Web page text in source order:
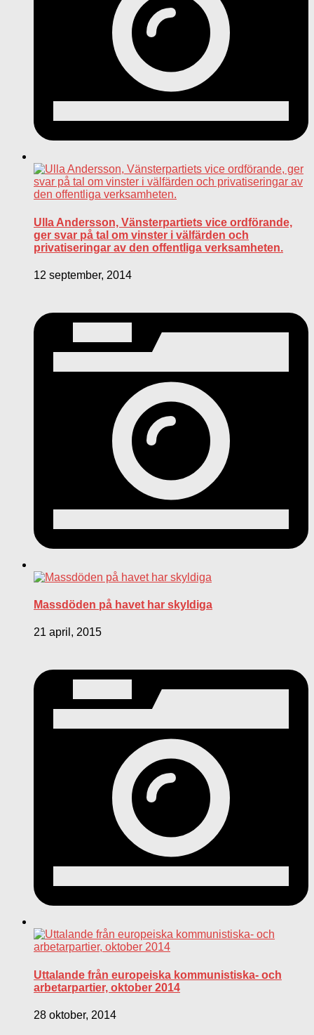
Ulla Andersson, Vänsterpartiets vice ordförande,
ger svar på tal om vinster i välfärden och
privatiseringar av den offentliga verksamheten.
12 september, 2014
Massdöden på havet har skyldiga
21 april, 2015
Uttalande från europeiska kommunistiska- och
arbetarpartier, oktober 2014
28 oktober, 2014